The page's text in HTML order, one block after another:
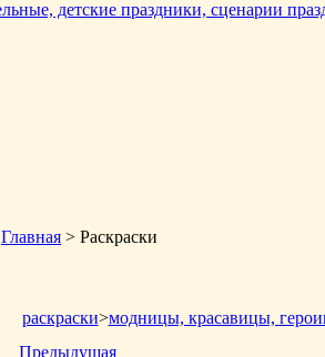
Главная > Раскраски
раскраски>модницы, красавицы,
Предыдущая